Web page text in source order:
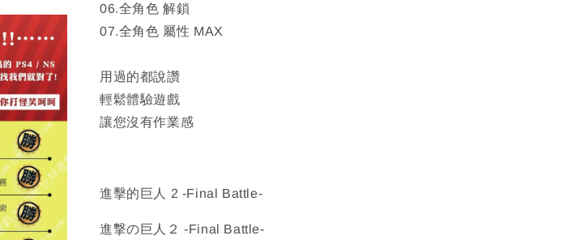
06.全角色 解鎖
07.全角色 屬性 MAX
用過的都說讚
輕鬆體驗遊戲
讓您沒有作業感
進擊的巨人 2 -Final Battle-
進撃の巨人２ -Final Battle-